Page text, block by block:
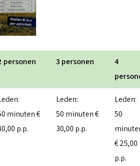
personen 3 personen
4
minuten €
p.p.
Leden:
50 minuten €
30,00 p.p.
Leden:
50
€ 25,00
p.p.